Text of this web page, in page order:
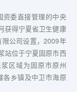
资委直接管理的中央
获得宁夏省卫生健康
公司设置，2009年
站位于宁夏固原市西
区域为固原市原州
各乡镇及中卫市海原